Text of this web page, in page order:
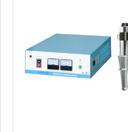
15kHz-4000W 模拟 灵科超声